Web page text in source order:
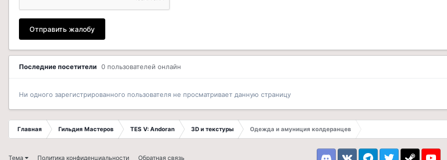
Отправить жалобу
Последние посетители 0 пользователей онлайн
Ни одного зарегистрированного пользователя не просматривает данную страницу
Главная Гильдия Мастеров TES V: Andoran 3D и текстуры Одежда и амуниция колдеранцев
Тема Политика конфиденциальности Обратная связь